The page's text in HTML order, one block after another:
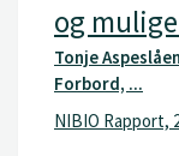
og
Tonje
Forbord, ...
NIBIO Rapport,